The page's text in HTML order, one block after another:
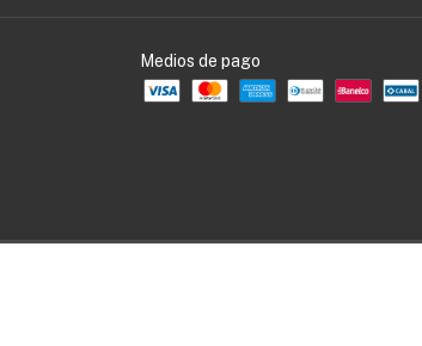
Medios de pago